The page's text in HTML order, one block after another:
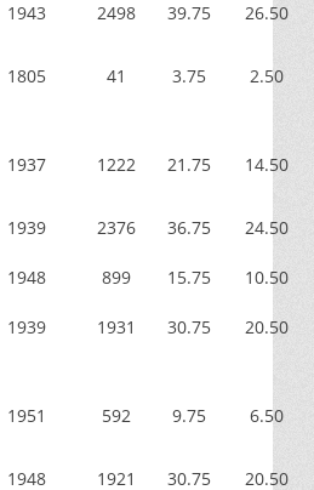
1943 2498 39.75 26.50
1805 41 3.75 2.50
1937 1222 21.75 14.50
1939 2376 36.75 24.50
1948 899 15.75 10.50
1939 1931 30.75 20.50
1951 592 9.75 6.50
1948 1921 30.75 20.50